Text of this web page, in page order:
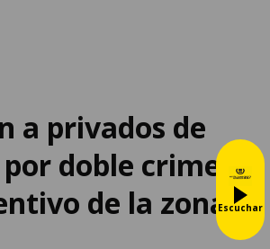
a privados de
doble crimen
de la zonaEscuchar